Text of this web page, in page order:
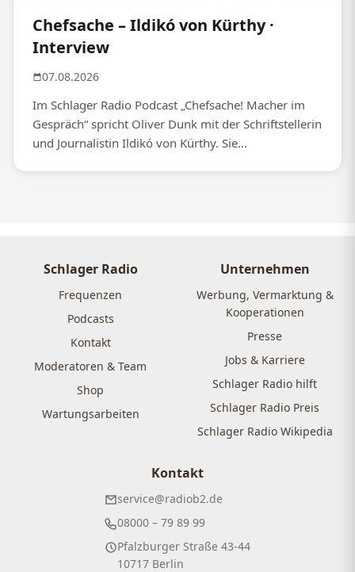
Chefsache – Ildikó von Kürthy ·
Interview
07.08.2026
Im Schlager Radio Podcast „Chefsache! Macher im
Gespräch“ spricht Oliver Dunk mit der Schriftstellerin
und Journalistin Ildikó von Kürthy. Sie...
Schlager Radio
Frequenzen
Podcasts
Kontakt
Moderatoren & Team
Shop
Wartungsarbeiten
Unternehmen
Werbung, Vermarktung &
Kooperationen
Presse
Jobs & Karriere
Schlager Radio hilft
Schlager Radio Preis
Schlager Radio Wikipedia
Kontakt
service@radiob2.de
08000 – 79 89 99
Pfalzburger Straße 43-44
10717 Berlin